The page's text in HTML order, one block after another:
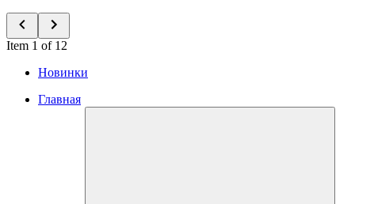
Item 1 of 12
Новинки
Главная